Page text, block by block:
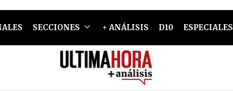
SECCIONES + ANÁLISIS D10 ESPECIALES